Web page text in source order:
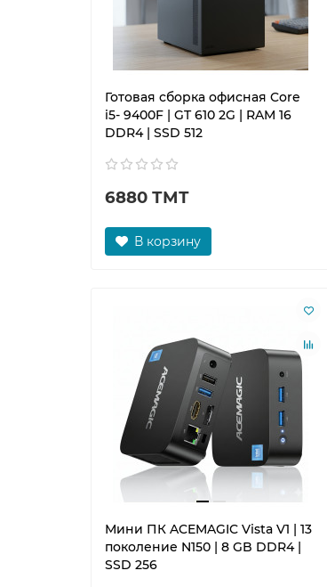
Готовая сборка офисная Core
i5- 9400F | GT 610 2G | RAM 16
DDR4 | SSD 512
6880 ТМТ
В корзину
Мини ПК ACEMAGIC Vista V1 | 13
поколение N150 | 8 GB DDR4 |
SSD 256